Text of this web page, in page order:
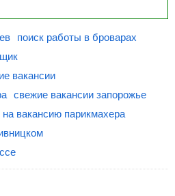
поиск работы в броварах
вакансии
свежие вакансии запорожье
вакансию парикмахера